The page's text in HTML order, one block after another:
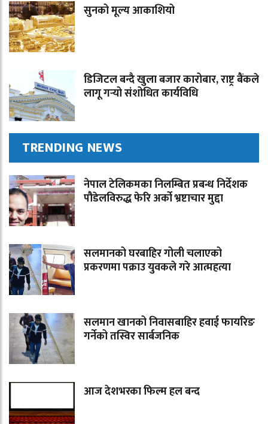
सुनको मूल्य आकाशियो
डिजिटल बन्दै खुला बजार कारोबार, राष्ट्र बैंकले
लागू गर्‍यो संशोधित कार्यविधि
TRENDING NEWS
नेपाल टेलिकमका निलम्बित प्रबन्ध निर्देशक
पौडेलविरुद्ध फेरि अर्को भ्रष्टाचार मुद्दा
सलमानको घरबाहिर गोली चलाएको
प्रकरणमा पक्राउ युवकले गरे आत्महत्या
सलमान खानको निवासबाहिर हवाई फायरिङ
गर्नेको तस्विर सार्बजनिक
आज देशभरका फिल्म हल बन्द